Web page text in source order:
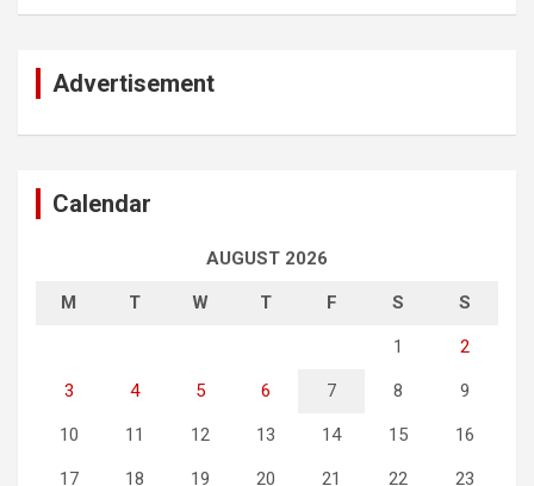
Advertisement
Calendar
AUGUST 2026
M T W T F S S
1 2
3 4 5 6 7 8 9
10 11 12 13 14 15 16
17 18 19 20 21 22 23